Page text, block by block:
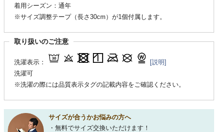
着用シーズン：通年
※サイズ調整テープ（長さ30cm）が1個付属します。
取り扱いのご注意
洗濯表示：
[説明]
洗濯可
※洗濯の際には品質表示タグの記載内容をご確認ください。
サイズが合うかお悩みの方へ
・無料でサイズ交換いただけます！